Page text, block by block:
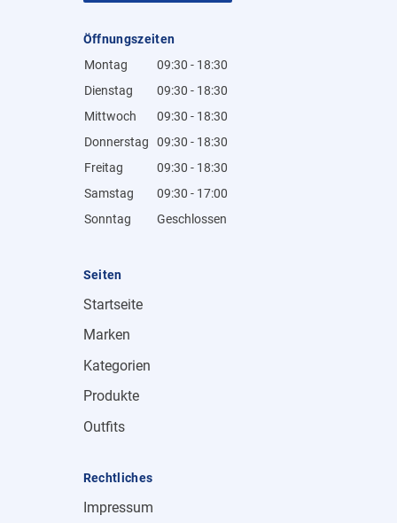
Öffnungszeiten
Montag
09:30 - 18:30
Dienstag
09:30 - 18:30
Mittwoch
09:30 - 18:30
Donnerstag
09:30 - 18:30
Freitag
09:30 - 18:30
Samstag
09:30 - 17:00
Sonntag
Geschlossen
Seiten
Startseite
Marken
Kategorien
Produkte
Outfits
Rechtliches
Impressum